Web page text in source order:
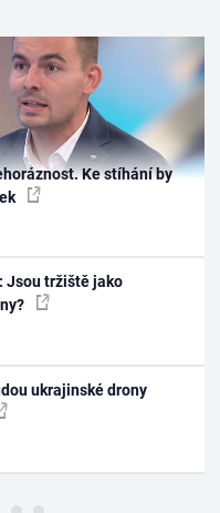
Ke stíhání by
Jsou tržiště jako
ukrajinské drony